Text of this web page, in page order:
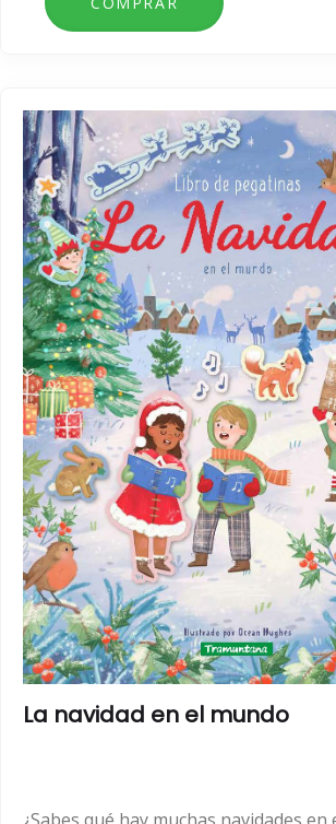
La navidad en el mundo